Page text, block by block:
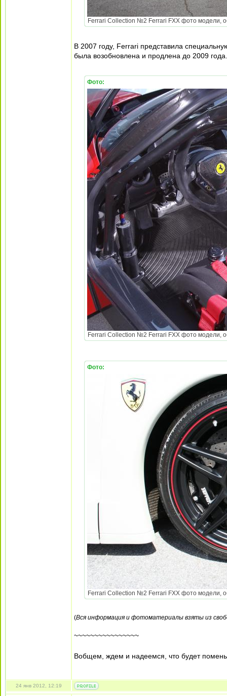
Ferrari Collection №2 Ferrari FXX фото модели,
В 2007 году, Ferrari представила
была возобновлена и продлена до 2009
Фото:
Ferrari Collection №2 Ferrari FXX фото модели,
Фото:
Ferrari Collection №2 Ferrari FXX фото модели,
(Вся информация и фотоматериалы взяты из
~~~~~~~~~~~~~~~~
Вобщем, ждем и надеемся, что будет
24 янв 2012, 12:19